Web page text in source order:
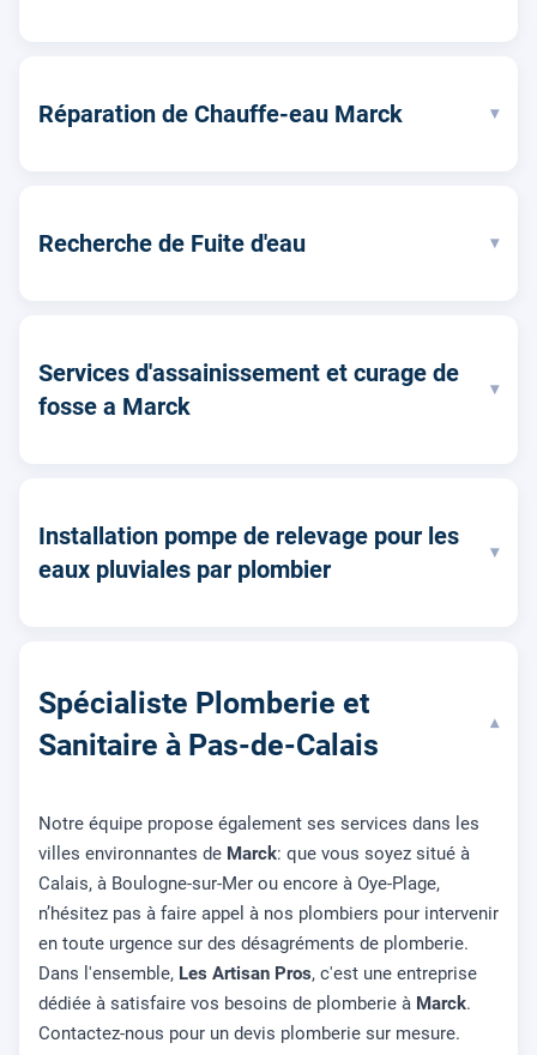
Réparation de Chauffe-eau Marck ▾
Recherche de Fuite d'eau ▾
Services d'assainissement et curage de
fosse a Marck
▾
Installation pompe de relevage pour les
eaux pluviales par plombier
▾
Spécialiste Plomberie et
Sanitaire à Pas-de-Calais
▾
Notre équipe propose également ses services dans les
villes environnantes de Marck: que vous soyez situé à
Calais, à Boulogne-sur-Mer ou encore à Oye-Plage,
n’hésitez pas à faire appel à nos plombiers pour intervenir
en toute urgence sur des désagréments de plomberie.
Dans l'ensemble, Les Artisan Pros, c'est une entreprise
dédiée à satisfaire vos besoins de plomberie à Marck.
Contactez-nous pour un devis plomberie sur mesure.